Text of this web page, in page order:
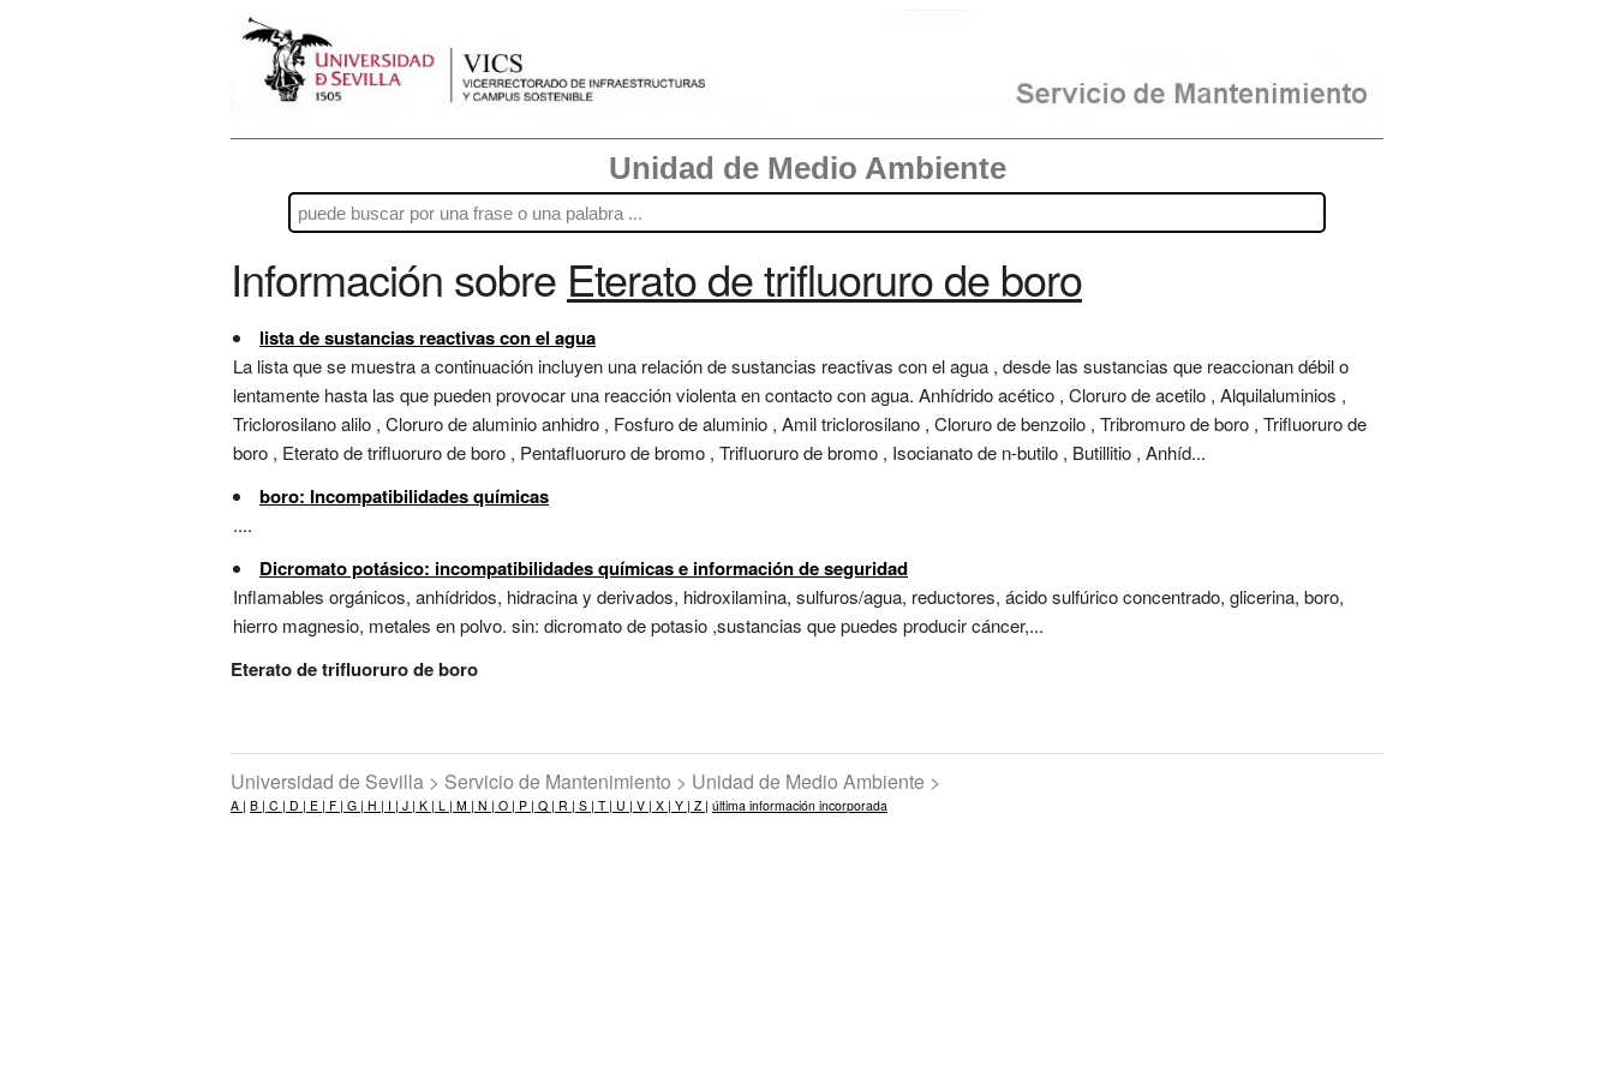
Unidad de Medio Ambiente
Información sobre Eterato de trifluoruro de boro
lista de sustancias reactivas con el agua
La lista que se muestra a continuación incluyen una relación de sustancias reactivas con el agua , desde las sustancias que reaccionan débil o
lentamente hasta las que pueden provocar una reacción violenta en contacto con agua. Anhídrido acético , Cloruro de acetilo , Alquilaluminios ,
Triclorosilano alilo , Cloruro de aluminio anhidro , Fosfuro de aluminio , Amil triclorosilano , Cloruro de benzoilo , Tribromuro de boro , Trifluoruro de
boro , Eterato de trifluoruro de boro , Pentafluoruro de bromo , Trifluoruro de bromo , Isocianato de n-butilo , Butillitio , Anhíd...
boro: Incompatibilidades químicas
....
Dicromato potásico: incompatibilidades químicas e información de seguridad
Inflamables orgánicos, anhídridos, hidracina y derivados, hidroxilamina, sulfuros/agua, reductores, ácido sulfúrico concentrado, glicerina, boro,
hierro magnesio, metales en polvo. sin: dicromato de potasio ,sustancias que puedes producir cáncer,...
Eterato de trifluoruro de boro
Universidad de Sevilla > Servicio de Mantenimiento > Unidad de Medio Ambiente >
A | B | C | D | E | F | G | H | I | J | K | L | M | N | O | P | Q | R | S | T | U | V | X | Y | Z | última información incorporada